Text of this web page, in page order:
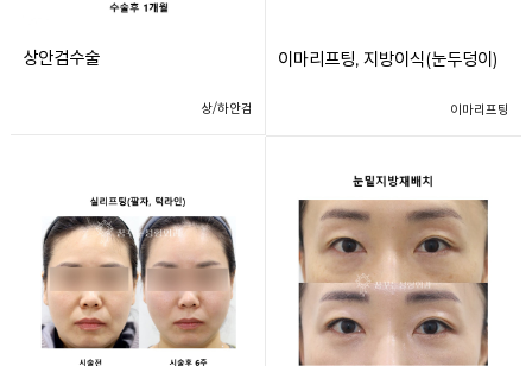
상안검수술
상/하안검
이마리프팅, 지방이식(눈두덩이)
이마리프팅